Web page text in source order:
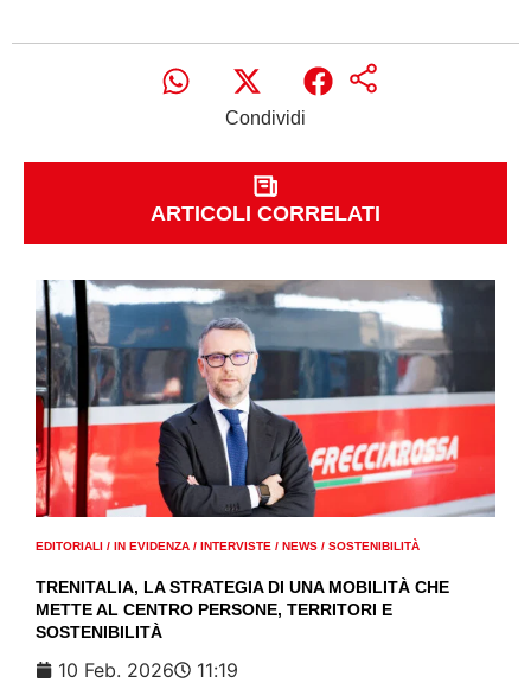
Condividi
ARTICOLI CORRELATI
EDITORIALI / IN EVIDENZA / INTERVISTE / NEWS / SOSTENIBILITÀ
TRENITALIA, LA STRATEGIA DI UNA MOBILITÀ CHE
METTE AL CENTRO PERSONE, TERRITORI E
SOSTENIBILITÀ
10 Feb. 2026 11:19